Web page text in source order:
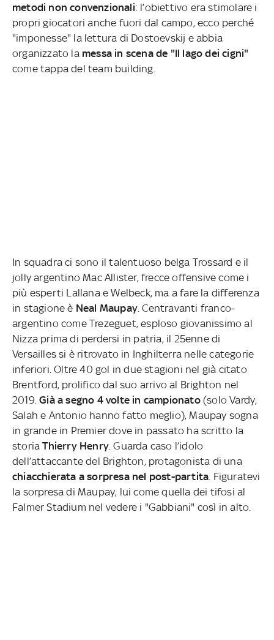
metodi non convenzionali: l’obiettivo era stimolare i
propri giocatori anche fuori dal campo, ecco perché
"imponesse" la lettura di Dostoevskij e abbia
organizzato la messa in scena de "Il lago dei cigni"
come tappa del team building.
In squadra ci sono il talentuoso belga Trossard e il
jolly argentino Mac Allister, frecce offensive come i
più esperti Lallana e Welbeck, ma a fare la differenza
in stagione è Neal Maupay . Centravanti franco-
argentino come Trezeguet, esploso giovanissimo al
Nizza prima di perdersi in patria, il 25enne di
Versailles si è ritrovato in Inghilterra nelle categorie
inferiori. Oltre 40 gol in due stagioni nel già citato
Brentford, prolifico dal suo arrivo al Brighton nel
2019.Già a segno 4 volte in campionato(solo Vardy,
Salah e Antonio hanno fatto meglio), Maupay sogna
in grande in Premier dove in passato ha scritto la
storiaThierry Henry . Guarda caso l’idolo
dell’attaccante del Brighton, protagonista di una
chiacchierata a sorpresa nel post-partita . Figuratevi
la sorpresa di Maupay, lui come quella dei tifosi al
Falmer Stadium nel vedere i "Gabbiani" così in alto.